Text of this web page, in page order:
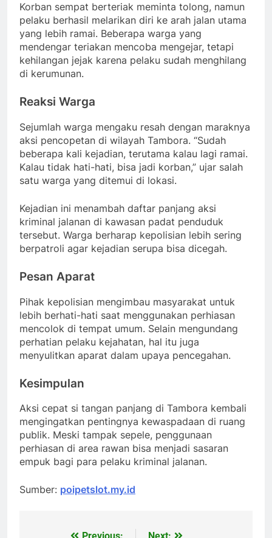
Korban sempat berteriak meminta tolong, namun
pelaku berhasil melarikan diri ke arah jalan utama
yang lebih ramai. Beberapa warga yang
mendengar teriakan mencoba mengejar, tetapi
kehilangan jejak karena pelaku sudah menghilang
di kerumunan.
Reaksi Warga
Sejumlah warga mengaku resah dengan maraknya
aksi pencopetan di wilayah Tambora. “Sudah
beberapa kali kejadian, terutama kalau lagi ramai.
Kalau tidak hati-hati, bisa jadi korban,” ujar salah
satu warga yang ditemui di lokasi.
Kejadian ini menambah daftar panjang aksi
kriminal jalanan di kawasan padat penduduk
tersebut. Warga berharap kepolisian lebih sering
berpatroli agar kejadian serupa bisa dicegah.
Pesan Aparat
Pihak kepolisian mengimbau masyarakat untuk
lebih berhati-hati saat menggunakan perhiasan
mencolok di tempat umum. Selain mengundang
perhatian pelaku kejahatan, hal itu juga
menyulitkan aparat dalam upaya pencegahan.
Kesimpulan
Aksi cepat si tangan panjang di Tambora kembali
mengingatkan pentingnya kewaspadaan di ruang
publik. Meski tampak sepele, penggunaan
perhiasan di area rawan bisa menjadi sasaran
empuk bagi para pelaku kriminal jalanan.
Sumber: poipetslot.my.id